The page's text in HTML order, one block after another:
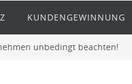
KUNDENGEWINNUNG
unbedingt beachten!